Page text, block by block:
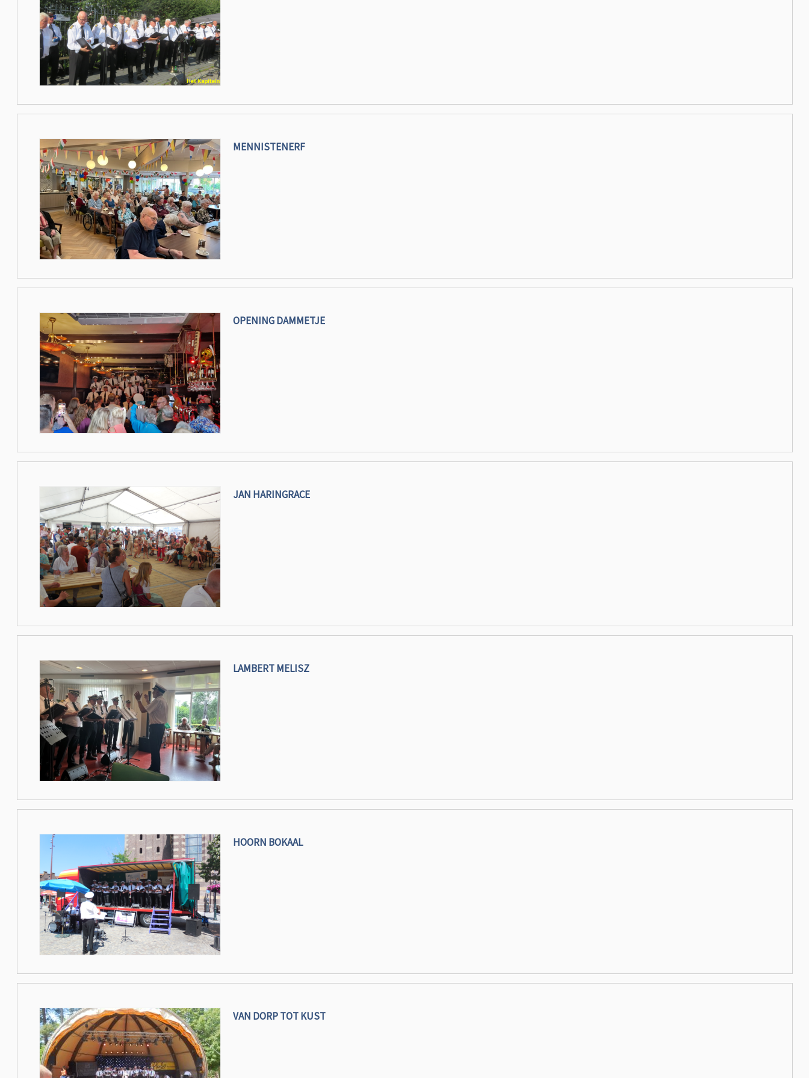
MENNISTENERF
OPENING DAMMETJE
JAN HARINGRACE
LAMBERT MELISZ
HOORN BOKAAL
VAN DORP TOT KUST